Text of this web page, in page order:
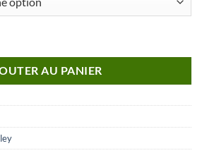
AU PANIER